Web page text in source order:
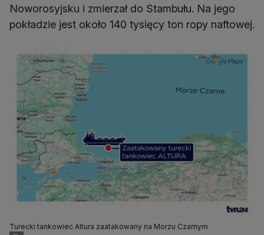
Noworosyjsku i zmierzał do Stambułu. Na jego
pokładzie jest około 140 tysięcy ton ropy naftowej.
Turecki tankowiec Altura zaatakowany na Morzu Czarnym